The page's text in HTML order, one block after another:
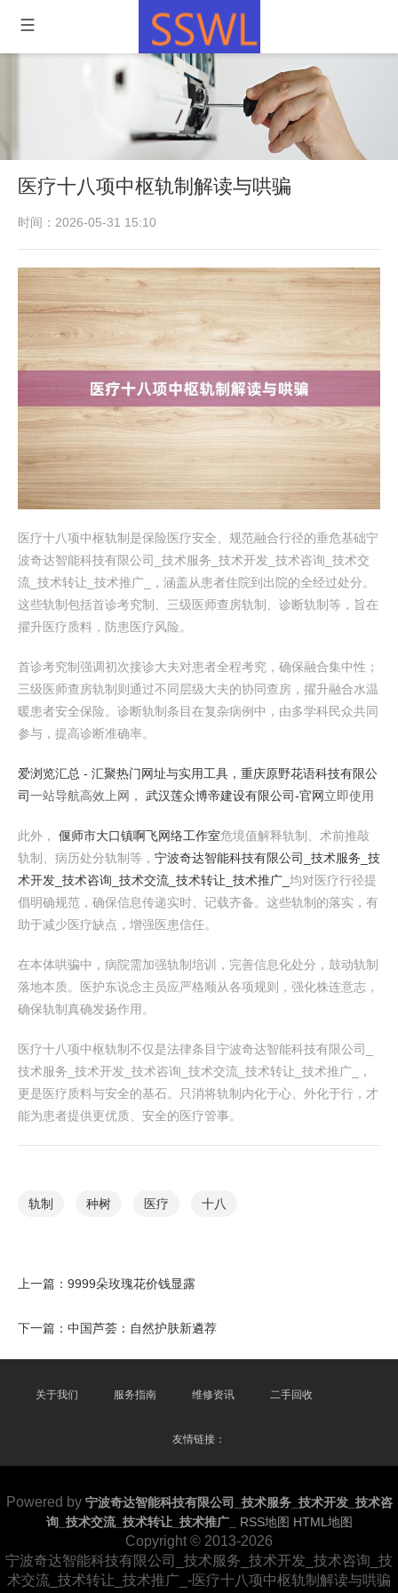
医疗十八项中枢轨制解读与哄骗
时间：2026-05-31 15:10
医疗十八项中枢轨制是保险医疗安全、规范融合行径的垂危基础宁
波奇达智能科技有限公司_技术服务_技术开发_技术咨询_技术交
流_技术转让_技术推广_，涵盖从患者住院到出院的全经过处分。
这些轨制包括首诊考究制、三级医师查房轨制、诊断轨制等，旨在
擢升医疗质料，防患医疗风险。
首诊考究制强调初次接诊大夫对患者全程考究，确保融合集中性；
三级医师查房轨制则通过不同层级大夫的协同查房，擢升融合水温
暖患者安全保险。诊断轨制条目在复杂病例中，由多学科民众共同
参与，提高诊断准确率。
爱浏览汇总 - 汇聚热门网址与实用工具， 重庆原野花语科技有限公
司一站导航高效上网， 武汉莲众博帝建设有限公司-官网立即使用
此外， 偃师市大口镇啊飞网络工作室危境值解释轨制、术前推敲
轨制、病历处分轨制等， 宁波奇达智能科技有限公司_技术服务_技
术开发_技术咨询_技术交流_技术转让_技术推广_ 均对医疗行径提
倡明确规范，确保信息传递实时、记载齐备。这些轨制的落实，有
助于减少医疗缺点，增强医患信任。
在本体哄骗中，病院需加强轨制培训，完善信息化处分，鼓动轨制
落地本质。医护东说念主员应严格顺从各项规则，强化株连意志，
确保轨制真确发扬作用。
医疗十八项中枢轨制不仅是法律条目宁波奇达智能科技有限公司_
技术服务_技术开发_技术咨询_技术交流_技术转让_技术推广_，
更是医疗质料与安全的基石。只消将轨制内化于心、外化于行，才
能为患者提供更优质、安全的医疗管事。
轨制 种树 医疗 十八
上一篇： 9999朵玫瑰花价钱显露
下一篇： 中国芦荟：自然护肤新遴荐
关于我们 服务指南 维修资讯 二手回收
友情链接：
Powered by 宁波奇达智能科技有限公司_技术服务_技术开发_技术咨
询_技术交流_技术转让_技术推广_
RSS地图 HTML地图
Copyright © 2013-2026
宁波奇达智能科技有限公司_技术服务_技术开发_技术咨询_技
术交流_技术转让_技术推广_-医疗十八项中枢轨制解读与哄骗